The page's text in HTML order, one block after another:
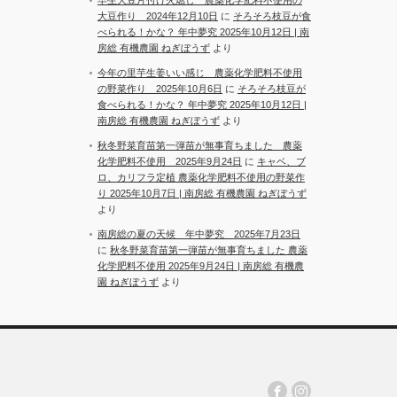
大豆作り 2024年12月10日 に そろそろ枝豆が食
べられる！かな？ 年中夢究 2025年10月12日 | 南
房総 有機農園 ねぎぼうず より
今年の里芋生姜いい感じ 農薬化学肥料不使用
の野菜作り 2025年10月6日 に そろそろ枝豆が
食べられる！かな？ 年中夢究 2025年10月12日 |
南房総 有機農園 ねぎぼうず より
秋冬野菜育苗第一弾苗が無事育ちました 農薬
化学肥料不使用 2025年9月24日 に キャベ、ブ
ロ、カリフラ定植 農薬化学肥料不使用の野菜作
り 2025年10月7日 | 南房総 有機農園 ねぎぼうず
より
南房総の夏の天候 年中夢究 2025年7月23日
に 秋冬野菜育苗第一弾苗が無事育ちました 農薬
化学肥料不使用 2025年9月24日 | 南房総 有機農
園 ねぎぼうず より